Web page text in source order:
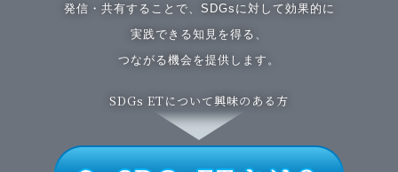
発信・共有することで、SDGsに対して効果的に
実践できる知見を得る、
つながる機会を提供します。
SDGs ETについて興味のある方